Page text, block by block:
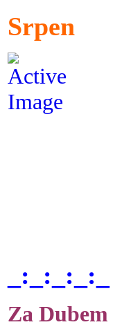
Srpen
_:_:_:_:_
Za Dubem